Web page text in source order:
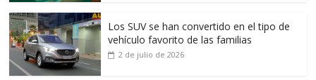
Los SUV se han convertido en el tipo de
vehículo favorito de las familias
2 de julio de 2026